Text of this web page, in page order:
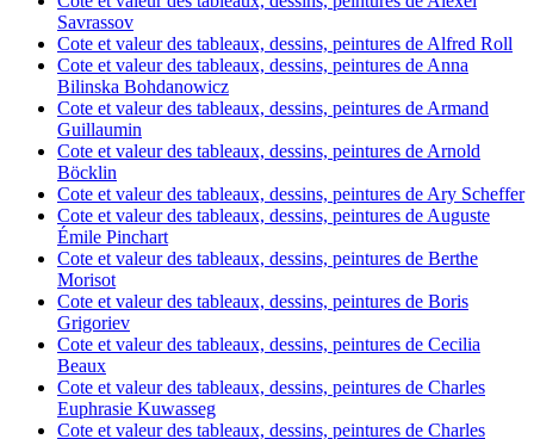
Savrassov
Cote et valeur des tableaux, dessins, peintures de Alfred Roll
Cote et valeur des tableaux, dessins, peintures de Anna
Bilinska Bohdanowicz
Cote et valeur des tableaux, dessins, peintures de Armand
Guillaumin
Cote et valeur des tableaux, dessins, peintures de Arnold
Böcklin
Cote et valeur des tableaux, dessins, peintures de Ary Scheffer
Cote et valeur des tableaux, dessins, peintures de Auguste
Émile Pinchart
Cote et valeur des tableaux, dessins, peintures de Berthe
Morisot
Cote et valeur des tableaux, dessins, peintures de Boris
Grigoriev
Cote et valeur des tableaux, dessins, peintures de Cecilia
Beaux
Cote et valeur des tableaux, dessins, peintures de Charles
Euphrasie Kuwasseg
Cote et valeur des tableaux, dessins, peintures de Charles